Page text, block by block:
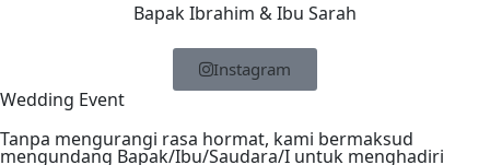
Bapak Ibrahim & Ibu Sarah
Instagram
Wedding Event
Tanpa mengurangi rasa hormat, kami bermaksud
mengundang Bapak/Ibu/Saudara/I untuk menghadiri